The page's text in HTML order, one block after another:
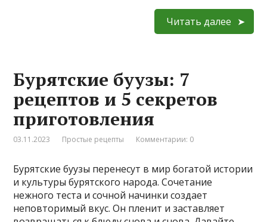
Читать далее
Бурятские буузы: 7
рецептов и 5 секретов
приготовления
03.11.2023 Простые рецепты Комментарии: 0
Бурятские буузы перенесут в мир богатой истории
и культуры бурятского народа. Сочетание
нежного теста и сочной начинки создает
неповторимый вкус. Он пленит и заставляет